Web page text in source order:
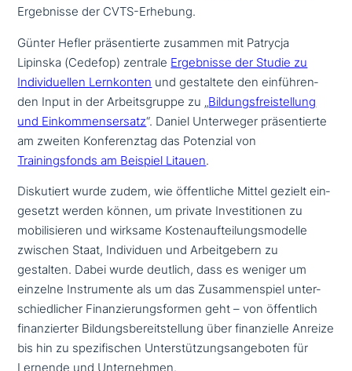
Ergebnisse der CVTS-Erhebung.
Günter Hefler prä­sen­tier­te zusammen mit Patrycja
Lipinska (Cedefop) zentrale Ergebnisse der Studie zu
Individuellen Lernkonten und gestal­te­te den ein­füh­ren­
den Input in der Arbeitsgruppe zu „Bildungsfreistellung
und Einkommensersatz“. Daniel Unterweger prä­sen­tier­te
am zweiten Konferenztag das Potenzial von
Trainingsfonds am Beispiel Litauen.
Diskutiert wurde zudem, wie öffent­li­che Mittel gezielt ein­
ge­setzt werden können, um private Investitionen zu
mobi­li­sie­ren und wirksame Kostenaufteilungsmodelle
zwischen Staat, Individuen und Arbeitgebern zu
gestalten. Dabei wurde deutlich, dass es weniger um
einzelne Instrumente als um das Zusammenspiel unter­
schied­li­cher Finanzierungsformen geht – von öffent­lich
finan­zier­ter Bildungsbereitstellung über finan­zi­el­le Anreize
bis hin zu spe­zi­fi­schen Unterstützungsangeboten für
Lernende und Unternehmen.